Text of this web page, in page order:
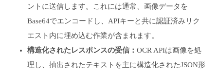
ントに送信します。これには通常、画像データを
Base64でエンコードし、APIキーと共に認証済みリク
エスト内に埋め込む作業が含まれます。
構造化されたレスポンスの受信： OCR APIは画像を処
理し、抽出されたテキストを主に構造化されたJSON形